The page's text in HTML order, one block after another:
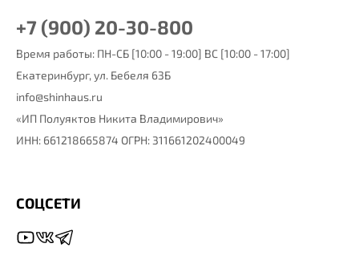
+7 (900) 20-30-800
Время работы: ПН-СБ [10:00 - 19:00] ВС [10:00 - 17:00]
Екатеринбург, ул. Бебеля 63Б
info@shinhaus.ru
«ИП Полуяктов Никита Владимирович»
ИНН: 661218665874 ОГРН: 311661202400049
СОЦСЕТИ